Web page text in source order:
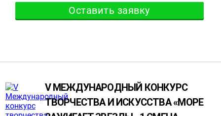
Оставить заявку
V МЕЖДУНАРОДНЫЙ КОНКУРС
ТВОРЧЕСТВА И ИСКУССТВА «МОРЕ